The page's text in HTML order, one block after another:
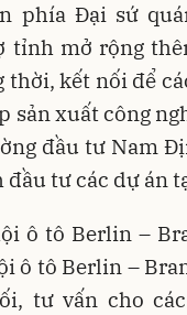
phía Đại sứ
tỉnh mở rộng
kết nối để
sản xuất công
đầu tư Nam
tư các dự án
ô tô Berlin –
ô tô Berlin –
tư vấn cho